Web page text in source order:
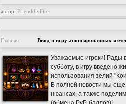
автор: FrienddlyFire
Главная Ввод в игру анонсированных
Уважаемые игроки! Рады
субботу, в игру введено
использования зелий
В полной новости мы
нюансах, а также